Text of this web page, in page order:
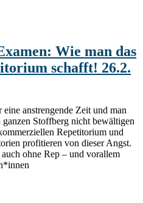
Wie man das
schafft! 26.2.
anstrengende Zeit und man
Stoffberg nicht bewältigen
Repetitorium und
profitieren von dieser Angst.
ohne Rep – und vorallem